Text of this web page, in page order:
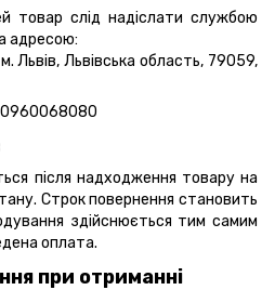
товар слід надіслати службою
адресою:
Львів, Львівська область, 79059,
після надходження товару на
Строк повернення становить
здійснюється тим самим
оплата.
при отриманні